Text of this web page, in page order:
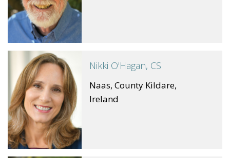
Nikki O'Hagan, CS
Naas, County Kildare,
Ireland